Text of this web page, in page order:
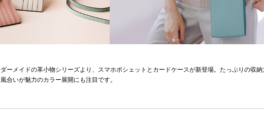
ーメイドの革小物シリーズより、スマホポシェットとカードケースが新登場。たっぷりの収
合いが魅力のカラー展開にも注目です。